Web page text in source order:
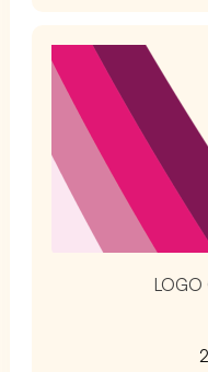
LOGO